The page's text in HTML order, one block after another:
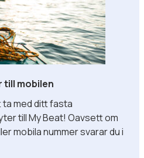
till mobilen
med ditt fasta
till My Beat! Oavsett om
mobila nummer svarar du i